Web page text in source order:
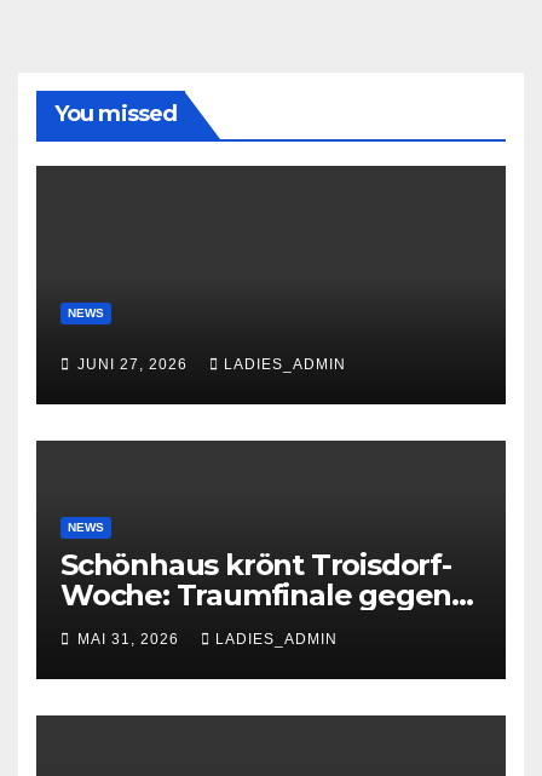
You missed
NEWS
JUNI 27, 2026 LADIES_ADMIN
NEWS
Schönhaus krönt Troisdorf-
Woche: Traumfinale gegen
Petkovic begeistert 600
Zuschauer
MAI 31, 2026 LADIES_ADMIN